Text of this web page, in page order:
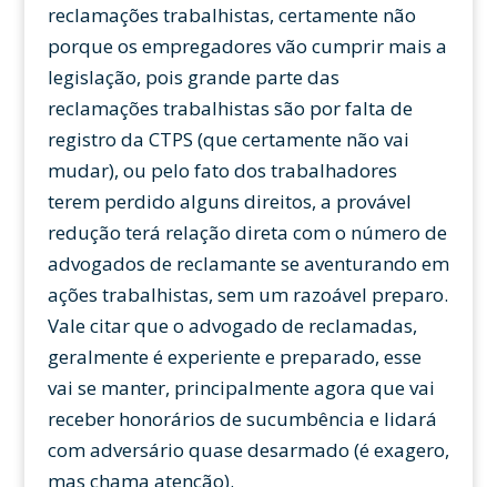
reclamações trabalhistas, certamente não
porque os empregadores vão cumprir mais a
legislação, pois grande parte das
reclamações trabalhistas são por falta de
registro da CTPS (que certamente não vai
mudar), ou pelo fato dos trabalhadores
terem perdido alguns direitos, a provável
redução terá relação direta com o número de
advogados de reclamante se aventurando em
ações trabalhistas, sem um razoável preparo.
Vale citar que o advogado de reclamadas,
geralmente é experiente e preparado, esse
vai se manter, principalmente agora que vai
receber honorários de sucumbência e lidará
com adversário quase desarmado (é exagero,
mas chama atenção).